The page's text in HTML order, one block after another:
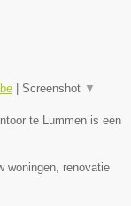
Screenshot ▼
te Lummen is een
woningen, renovatie